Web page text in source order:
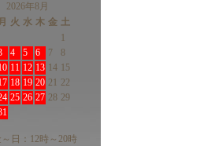
2026年8月
月 火 水 木 金 土
1
4 5 6 7
8
11 12 13 14 15
18 19 20 21 22
25 26 27 28 29
日：12時～20時